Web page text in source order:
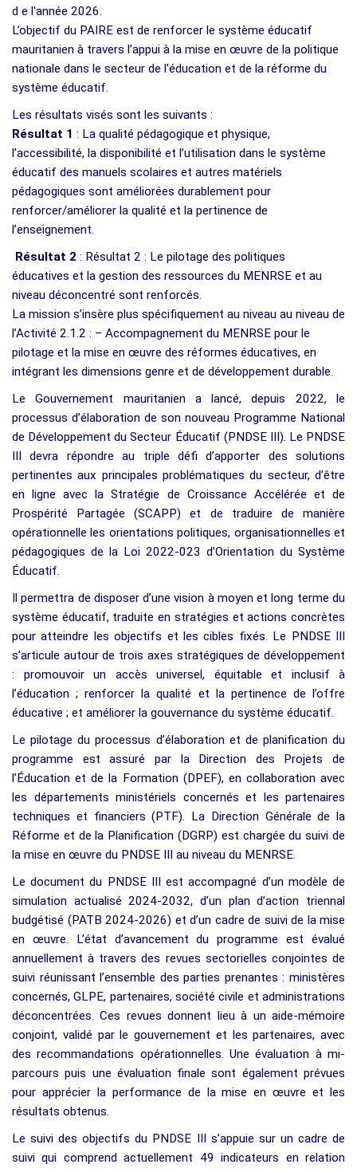
d e l'année 2026.
L’objectif du PAIRE est de renforcer le système éducatif
mauritanien à travers l’appui à la mise en œuvre de la politique
nationale dans le secteur de l'éducation et de la réforme du
système éducatif.
Les résultats visés sont les suivants :
Résultat 1 : La qualité pédagogique et physique,
l’accessibilité, la disponibilité et l’utilisation dans le système
éducatif des manuels scolaires et autres matériels
pédagogiques sont améliorées durablement pour
renforcer/améliorer la qualité et la pertinence de
l’enseignement.
Résultat 2 : Résultat 2 : Le pilotage des politiques
éducatives et la gestion des ressources du MENRSE et au
niveau déconcentré sont renforcés.
La mission s’insère plus spécifiquement au niveau au niveau de
l’Activité 2.1.2 : – Accompagnement du MENRSE pour le
pilotage et la mise en œuvre des réformes éducatives, en
intégrant les dimensions genre et de développement durable.
Le Gouvernement mauritanien a lancé, depuis 2022, le
processus d’élaboration de son nouveau Programme National
de Développement du Secteur Éducatif (PNDSE III). Le PNDSE
III devra répondre au triple défi d’apporter des solutions
pertinentes aux principales problématiques du secteur, d’être
en ligne avec la Stratégie de Croissance Accélérée et de
Prospérité Partagée (SCAPP) et de traduire de manière
opérationnelle les orientations politiques, organisationnelles et
pédagogiques de la Loi 2022-023 d’Orientation du Système
Éducatif.
Il permettra de disposer d’une vision à moyen et long terme du
système éducatif, traduite en stratégies et actions concrètes
pour atteindre les objectifs et les cibles fixés. Le PNDSE III
s’articule autour de trois axes stratégiques de développement
: promouvoir un accès universel, équitable et inclusif à
l’éducation ; renforcer la qualité et la pertinence de l’offre
éducative ; et améliorer la gouvernance du système éducatif.
Le pilotage du processus d’élaboration et de planification du
programme est assuré par la Direction des Projets de
l’Éducation et de la Formation (DPEF), en collaboration avec
les départements ministériels concernés et les partenaires
techniques et financiers (PTF). La Direction Générale de la
Réforme et de la Planification (DGRP) est chargée du suivi de
la mise en œuvre du PNDSE III au niveau du MENRSE.
Le document du PNDSE III est accompagné d’un modèle de
simulation actualisé 2024-2032, d’un plan d’action triennal
budgétisé (PATB 2024-2026) et d’un cadre de suivi de la mise
en œuvre. L’état d’avancement du programme est évalué
annuellement à travers des revues sectorielles conjointes de
suivi réunissant l’ensemble des parties prenantes : ministères
concernés, GLPE, partenaires, société civile et administrations
déconcentrées. Ces revues donnent lieu à un aide-mémoire
conjoint, validé par le gouvernement et les partenaires, avec
des recommandations opérationnelles. Une évaluation à mi-
parcours puis une évaluation finale sont également prévues
pour apprécier la performance de la mise en œuvre et les
résultats obtenus.
Le suivi des objectifs du PNDSE III s’appuie sur un cadre de
suivi qui comprend actuellement 49 indicateurs en relation